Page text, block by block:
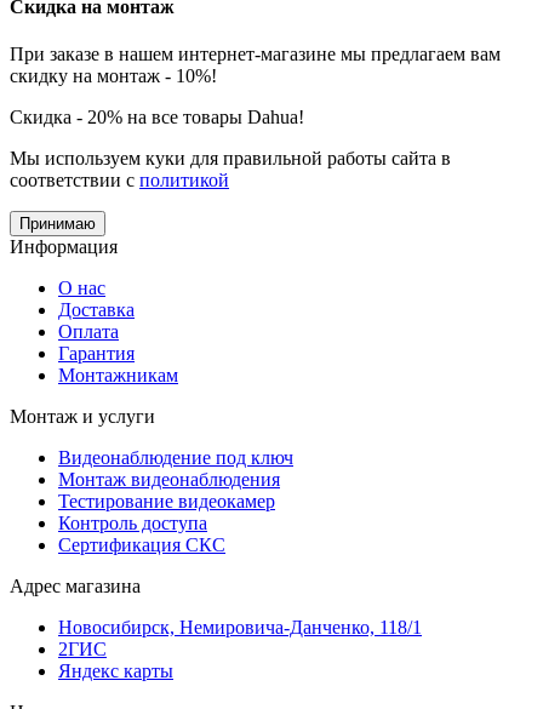
Скидка на монтаж
При заказе в нашем интернет-магазине мы предлагаем вам
скидку на монтаж - 10%!
Скидка - 20% на все товары Dahua!
Мы используем куки для правильной работы сайта в
соответствии с политикой
Принимаю
Информация
О нас
Доставка
Оплата
Гарантия
Монтажникам
Монтаж и услуги
Видеонаблюдение под ключ
Монтаж видеонаблюдения
Тестирование видеокамер
Контроль доступа
Сертификация СКС
Адрес магазина
Новосибирск, Немировича-Данченко, 118/1
2ГИС
Яндекс карты